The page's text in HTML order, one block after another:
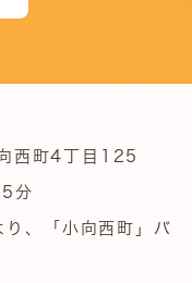
西町4丁目125
分
、「小向西町」バ